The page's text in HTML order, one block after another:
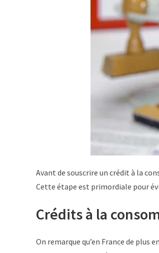
Avant de souscrire un crédit à la
Cette étape est primordiale pour
Crédits à la
On remarque qu’en France de plus